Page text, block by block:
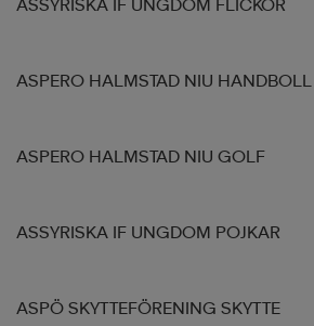
ASSYRISKA IF UNGDOM FLICKOR
ASPERO HALMSTAD NIU HANDBOLL
ASPERO HALMSTAD NIU GOLF
ASSYRISKA IF UNGDOM POJKAR
ASPÖ SKYTTEFÖRENING SKYTTE